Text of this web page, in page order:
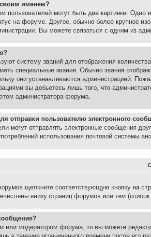
своим именем?
пользователей могут быть две картинки.
на форуме. Другое, обычно более крупное
Вы можете связаться с одним из
систему званий для отображения
специальные звания. Обычно звания
они устанавливаются администрацией.
вы добьетесь лишь того, что
администратора форума.
отправки пользователю электронного
могут отправлять электронные сообщения
использования почтовой системы
щелкните соответствующую кнопку на
внизу страниц форумов или тем (список
или модератором форума, то вы можете